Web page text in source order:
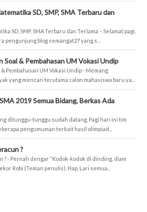
SD, SMP, SMA Terbaru dan
SD, SMP, SMA Terbaru dan Terlama - Selamat pagi,
pengunjung blog semangat27 yang s...
Soal & Pembahasan UM Vokasi Undip
Pembahasan UM Vokasi Undip - Memang
yang mencari terutama calon mahasiswa baru ya...
2019 Semua Bidang, Berkas Ada
ditunggu-tunggu sudah datang. Pagi hari ini tim
pengumuman terkait hasil olimpiad...
?
? - Pernah dengar “Kodok-kodok di dinding, diam
Robi (Teman penulis), Hap, Lari semua...